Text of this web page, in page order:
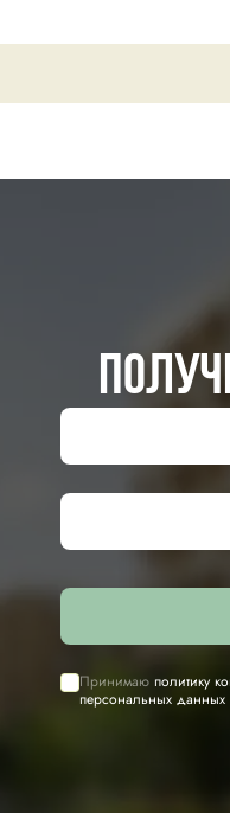
Принимаю политику
персональных данных